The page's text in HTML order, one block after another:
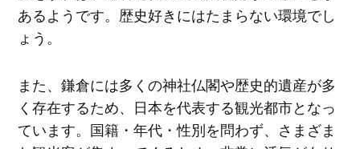
あるようです。歴史好きにはたまらない環境でし
ょう。
また、鎌倉には多くの神社仏閣や歴史的遺産が多
く存在するため、日本を代表する観光都市となっ
ています。国籍・年代・性別を問わず、さまざま